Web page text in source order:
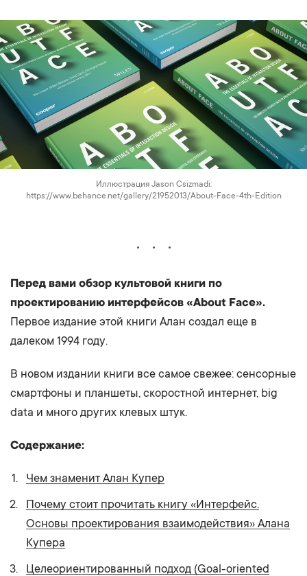
Иллюстрация Jason Csizmadi:
https://www.behance.net/gallery/21952013/About-Face-4th-Edition
Перед вами обзор культовой книги по
проектированию интерфейсов «About Face».
Первое издание этой книги Алан создал еще в
далеком 1994 году.
В новом издании книги все самое свежее: сенсорные
смартфоны и планшеты, скоростной интернет, big
data и много других клевых штук.
Содержание:
Чем знаменит Алан Купер
Почему стоит прочитать книгу «Интерфейс.
Основы проектирования взаимодействия» Алана
Купера
Целеориентированный подход (Goal-oriented